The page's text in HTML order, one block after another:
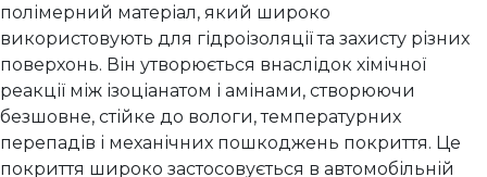
полімерний матеріал, який широко
використовують для гідроізоляції та захисту різних
поверхонь. Він утворюється внаслідок хімічної
реакції між ізоціанатом і амінами, створюючи
безшовне, стійке до вологи, температурних
перепадів і механічних пошкоджень покриття. Це
покриття широко застосовується в автомобільній